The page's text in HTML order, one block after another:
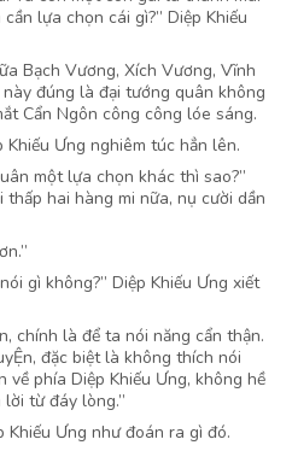
lựa chọn cái gì?” Diệp Khiếu
Bạch Vương, Xích Vương, Vĩnh
đúng là đại tướng quân không
Cẩn Ngôn công công lóe sáng.
Khiếu Ưng nghiêm túc hẳn lên.
một lựa chọn khác thì sao?”
hai hàng mi nữa, nụ cười dần
gì không?” Diệp Khiếu Ưng xiết
chính là để ta nói năng cẩn thận.
đặc biệt là không thích nói
về phía Diệp Khiếu Ưng, không hề
từ đáy lòng.”
Khiếu Ưng như đoán ra gì đó.